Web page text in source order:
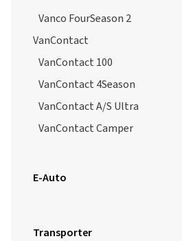
Vanco FourSeason 2
VanContact
VanContact 100
VanContact 4Season
VanContact A/S Ultra
VanContact Camper
E-Auto
Transporter